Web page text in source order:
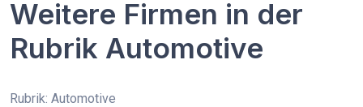
Weitere Firmen in der
Rubrik Automotive
Rubrik: Automotive